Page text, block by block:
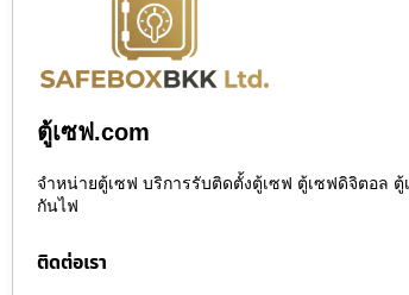
ตู้เซฟ.com
จำหน่ายตู้เซฟ บริการรับติดตั้งตู้เซฟ ตู้เซฟดิจิตอล
กันไฟ
ติดต่อเรา